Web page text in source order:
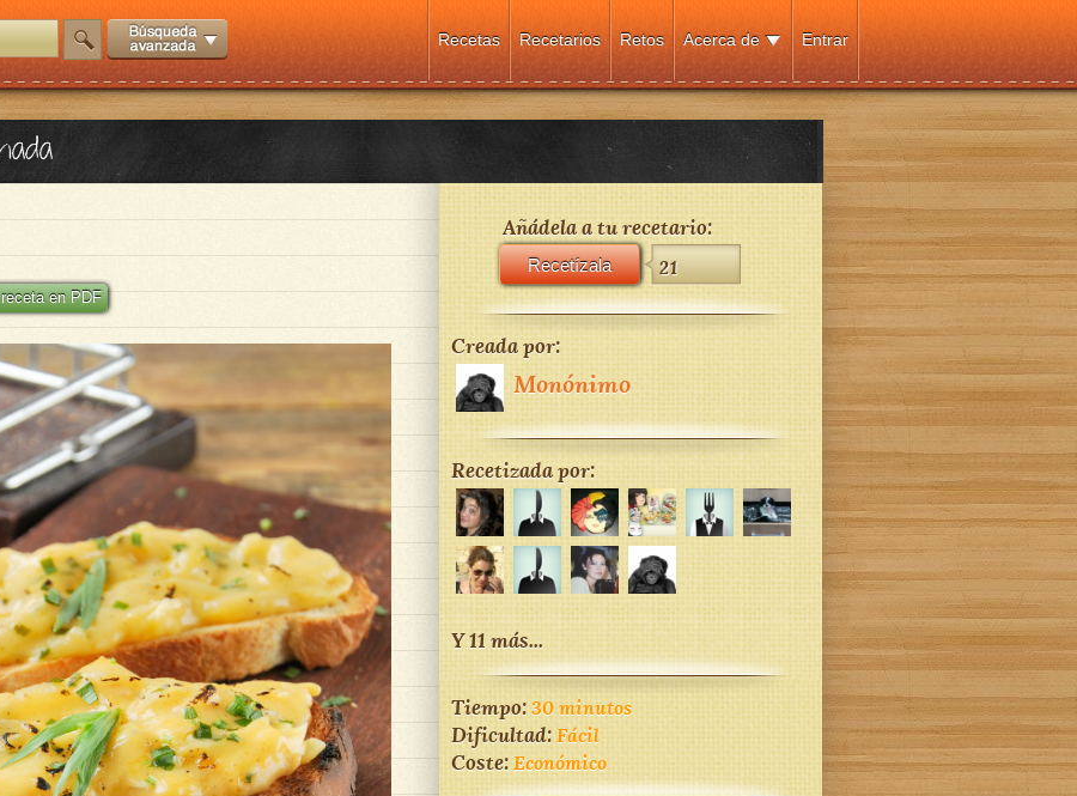
Entrar
Acerca de
Retos
Recetarios
Recetas
en PDF
Añádela a tu recetario:
Recetízala 21
Creada por:
Monónimo
Recetizada por:
Y 11 más...
Tiempo:30 minutos
Dificultad:Fácil
Coste:Económico